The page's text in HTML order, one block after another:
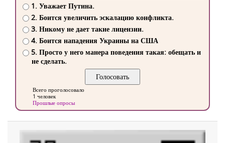
1. Уважает Путина.
2. Боится увеличить эскалацию конфликта.
3. Никому не дает такие лицензии.
4. Боится нападения Украины на США
5. Просто у него манера поведения такая: обещать и
не сделать.
Всего проголосовало
1 человек
Прошлые опросы